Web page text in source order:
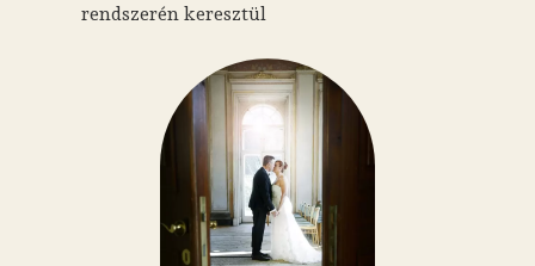
rendszerén keresztül